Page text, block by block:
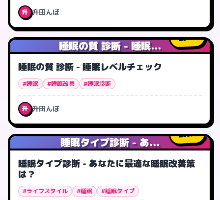
升 升田んぼ
睡眠の質 診断 - 睡眠...
0人
睡眠の質 診断 - 睡眠レベルチェック
#睡眠 #睡眠改善 #睡眠診断
升 升田んぼ
睡眠タイプ診断 - あ...
0人
睡眠タイプ診断 - あなたに最適な睡眠改善策
は？
#ライフスタイル #睡眠 #睡眠タイプ